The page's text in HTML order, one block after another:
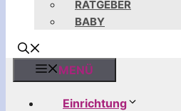
RATGEBER
BABY
MENÜ
Einrichtung